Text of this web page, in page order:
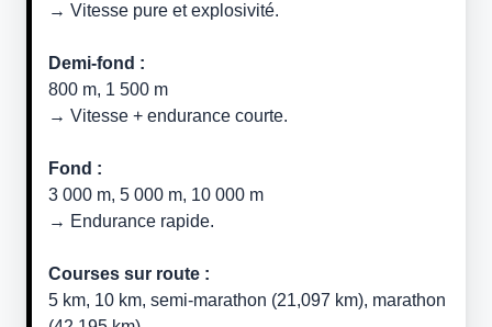
→ Vitesse pure et explosivité.
Demi-fond :
800 m, 1 500 m
→ Vitesse + endurance courte.
Fond :
3 000 m, 5 000 m, 10 000 m
→ Endurance rapide.
Courses sur route :
5 km, 10 km, semi-marathon (21,097 km), marathon